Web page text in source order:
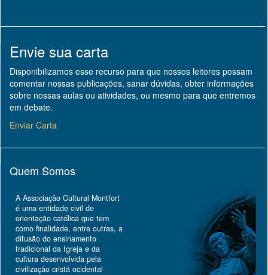
Envie sua carta
Disponibilizamos esse recurso para que nossos leitores possam
comentar nossas publicações, sanar dúvidas, obter informações
sobre nossas aulas ou atividades, ou mesmo para que entremos
em debate.
Enviar Carta
Quem Somos
A Associação Cultural Montfort
é uma entidade civil de
orientação católica que tem
como finalidade, entre outras, a
difusão do ensinamento
tradicional da Igreja e da
cultura desenvolvida pela
civilização cristã ocidental